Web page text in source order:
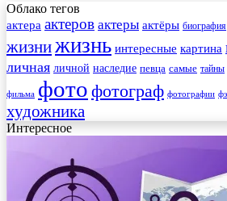
Облако тегов
актера актеров актеры актёры биография
жизнижизнь интересные картина
личная личной наследие певца самые тайны
фильма фото фотограф фотографии
художника
Интересное